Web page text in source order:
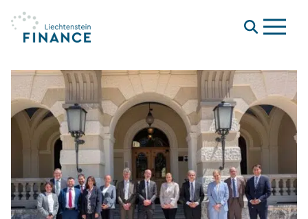
Menu